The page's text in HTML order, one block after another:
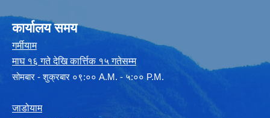
कार्यालय समय
गर्मीयाम
माघ १६ गते देखि कार्त्तिक १५ गतेसम्म
सोमबार - शुक्रबार ०९:०० A.M. - ५:०० P.M.
जाडोयाम